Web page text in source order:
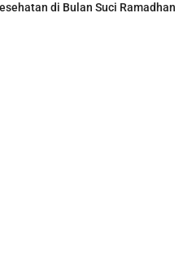
di Bulan Suci Ramadhan